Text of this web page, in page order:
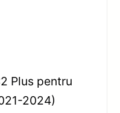
Plus pentru
2024)